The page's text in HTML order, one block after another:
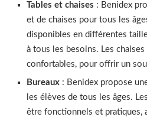
Tables et chaises : Benidex
et de chaises pour tous les
disponibles en différentes
à tous les besoins. Les
confortables, pour offrir un
Bureaux : Benidex propose
les élèves de tous les âges.
être fonctionnels et pratiques,